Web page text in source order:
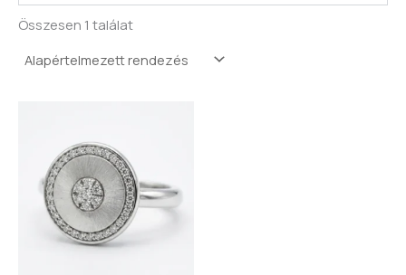
Összesen 1 találat